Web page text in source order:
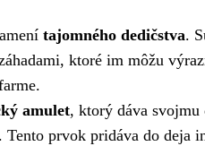
tajomného dedičstva.
ktoré im môžu
amulet, ktorý dáva
prvok pridáva do deja